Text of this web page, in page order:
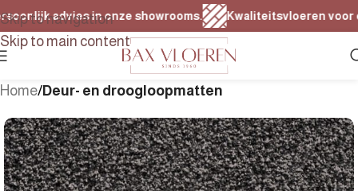
Skip to navigation
Skip to main content
advies in onze showrooms. Kwaliteitsvloeren voor elk
Home Deur- en droogloopmatten